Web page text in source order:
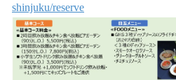
shinjuku/reserve